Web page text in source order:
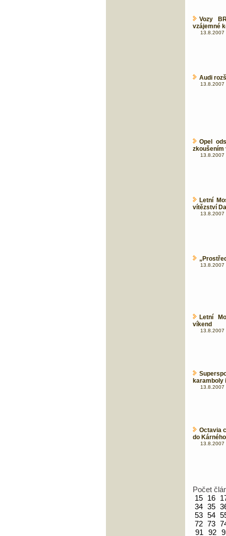
Vozy
vzájemné
13.8.2007
Audi
13.8.2007
Opel
zkoušením
13.8.2007
Letní
vítězství
13.8.2007
13.8.2007
Letní
víkend
13.8.2007
karamboly
13.8.2007
Octavia
do
13.8.2007
Počet
15 16
34 35
53 54
72 73
91
92